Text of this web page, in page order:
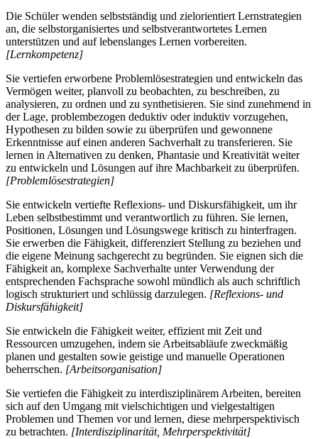
Die Schüler wenden selbstständig und zielorientiert Lernstrategien
an, die selbstorganisiertes und selbstverantwortetes Lernen
unterstützen und auf lebenslanges Lernen vorbereiten.
[Lernkompetenz]
Sie vertiefen erworbene Problemlösestrategien und entwickeln das
Vermögen weiter, planvoll zu beobachten, zu beschreiben, zu
analysieren, zu ordnen und zu synthetisieren. Sie sind zunehmend in
der Lage, problembezogen deduktiv oder induktiv vorzugehen,
Hypothesen zu bilden sowie zu überprüfen und gewonnene
Erkenntnisse auf einen anderen Sachverhalt zu transferieren. Sie
lernen in Alternativen zu denken, Phantasie und Kreativität weiter
zu entwickeln und Lösungen auf ihre Machbarkeit zu überprüfen.
[Problemlösestrategien]
Sie entwickeln vertiefte Reflexions- und Diskursfähigkeit, um ihr
Leben selbstbestimmt und verantwortlich zu führen. Sie lernen,
Positionen, Lösungen und Lösungswege kritisch zu hinterfragen.
Sie erwerben die Fähigkeit, differenziert Stellung zu beziehen und
die eigene Meinung sachgerecht zu begründen. Sie eignen sich die
Fähigkeit an, komplexe Sachverhalte unter Verwendung der
entsprechenden Fachsprache sowohl mündlich als auch schriftlich
logisch strukturiert und schlüssig darzulegen. [Reflexions- und
Diskursfähigkeit]
Sie entwickeln die Fähigkeit weiter, effizient mit Zeit und
Ressourcen umzugehen, indem sie Arbeitsabläufe zweckmäßig
planen und gestalten sowie geistige und manuelle Operationen
beherrschen. [Arbeitsorganisation]
Sie vertiefen die Fähigkeit zu interdisziplinärem Arbeiten, bereiten
sich auf den Umgang mit vielschichtigen und vielgestaltigen
Problemen und Themen vor und lernen, diese mehrperspektivisch
zu betrachten. [Interdisziplinarität, Mehrperspektivität]